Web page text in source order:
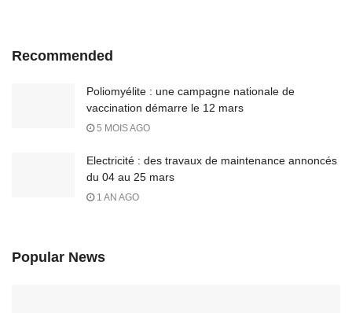
Recommended
Poliomyélite : une campagne nationale de
vaccination démarre le 12 mars
5 MOIS AGO
Electricité : des travaux de maintenance annoncés
du 04 au 25 mars
1 AN AGO
Popular News